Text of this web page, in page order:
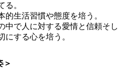
る。
的生活習慣や態度を培う。
中で人に対する愛情と信頼そし
にする心を培う。
＞